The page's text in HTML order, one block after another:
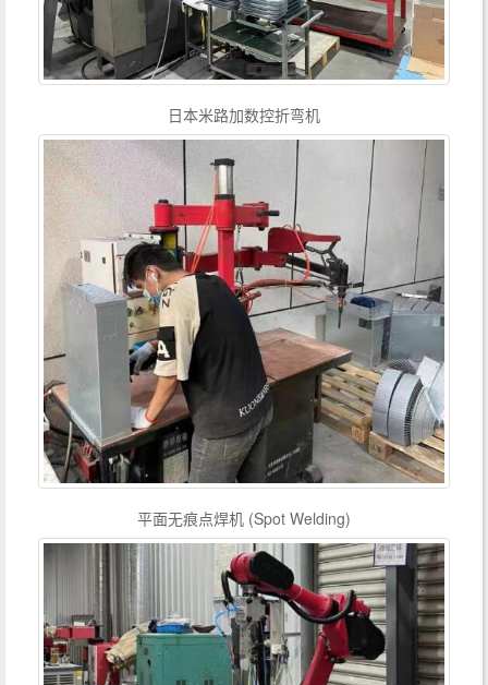
日本米路加数控折弯机
平面无痕点焊机 (Spot Welding)